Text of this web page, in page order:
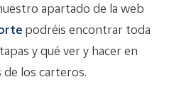
apartado de la web
podréis encontrar toda
y qué ver y hacer en
de los carteros.